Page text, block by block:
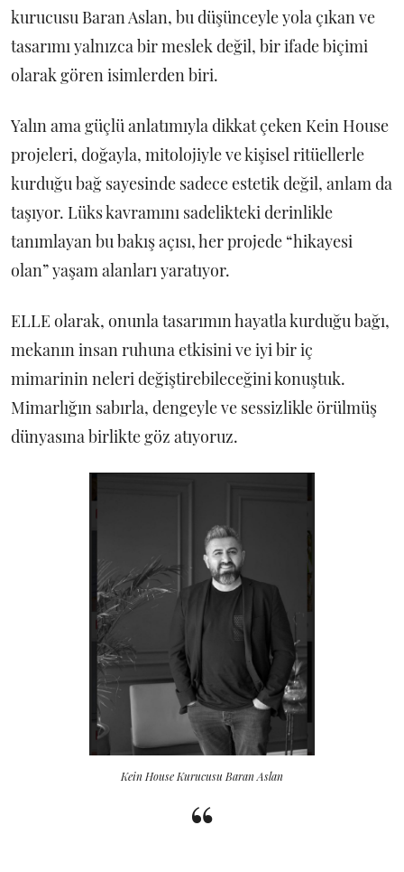
kurucusu Baran Aslan, bu düşünceyle yola çıkan ve
tasarımı yalnızca bir meslek değil, bir ifade biçimi
olarak gören isimlerden biri.
Yalın ama güçlü anlatımıyla dikkat çeken Kein House
projeleri, doğayla, mitolojiyle ve kişisel ritüellerle
kurduğu bağ sayesinde sadece estetik değil, anlam da
taşıyor. Lüks kavramını sadelikteki derinlikle
tanımlayan bu bakış açısı, her projede “hikayesi
olan” yaşam alanları yaratıyor.
ELLE olarak, onunla tasarımın hayatla kurduğu bağı,
mekanın insan ruhuna etkisini ve iyi bir iç
mimarinin neleri değiştirebileceğini konuştuk.
Mimarlığın sabırla, dengeyle ve sessizlikle örülmüş
dünyasına birlikte göz atıyoruz.
Kein House Kurucusu Baran Aslan
“